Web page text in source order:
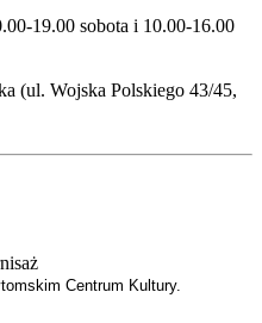
19.00 sobota i 10.00-16.00
(ul. Wojska Polskiego 43/45,
Centrum Kultury.